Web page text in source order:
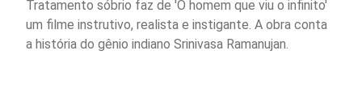
Tratamento sóbrio faz de 'O homem que viu o infinito'
um filme instrutivo, realista e instigante. A obra conta
a história do gênio indiano Srinivasa Ramanujan.